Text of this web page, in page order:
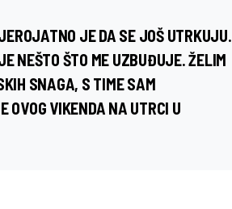
JE DA SE JOŠ UTRKUJU.
NEŠTO ŠTO ME UZBUĐUJE. ŽELIM
SNAGA, S TIME SAM
VIKENDA NA UTRCI U